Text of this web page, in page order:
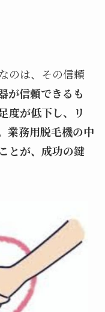
のは、その信頼
が信頼できるも
度が低下し、リ
業務用脱毛機の中
とが、成功の鍵